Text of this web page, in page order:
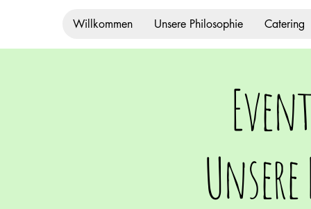
Willkommen Unsere Philosophie Catering